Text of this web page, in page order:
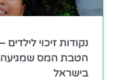
נקודות זיכוי
הטבת המס
בישראל